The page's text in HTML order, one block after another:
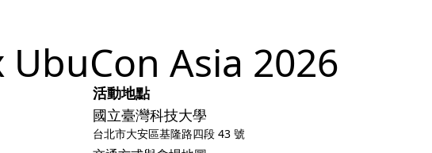
UbuCon Asia 2026
活動地點
國立臺灣科技大學
台北市大安區基隆路四段 43 號